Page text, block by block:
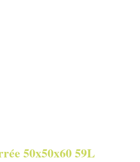
50x50x60 59L